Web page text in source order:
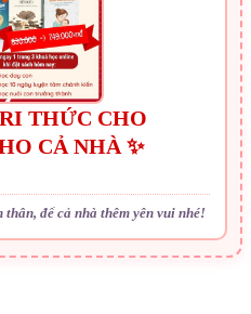
THỨC CHO
CẢ NHÀ ✨
để cả nhà thêm yên vui nhé!